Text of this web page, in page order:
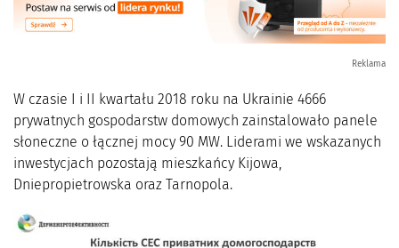
Reklama
W czasie I i II kwartału 2018 roku na Ukrainie 4666
prywatnych gospodarstw domowych zainstalowało panele
słoneczne o łącznej mocy 90 MW. Liderami we wskazanych
inwestycjach pozostają mieszkańcy Kijowa,
Dniepropietrowska oraz Tarnopola.